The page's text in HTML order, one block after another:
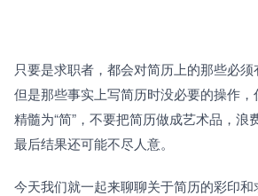
只要是求职者，都会对简历上的那些必须
但是那些事实上写简历时没必要的操作
精髓为“简”，不要把简历做成艺术品，浪
最后结果还可能不尽人意。
今天我们就一起来聊聊关于简历的彩印和